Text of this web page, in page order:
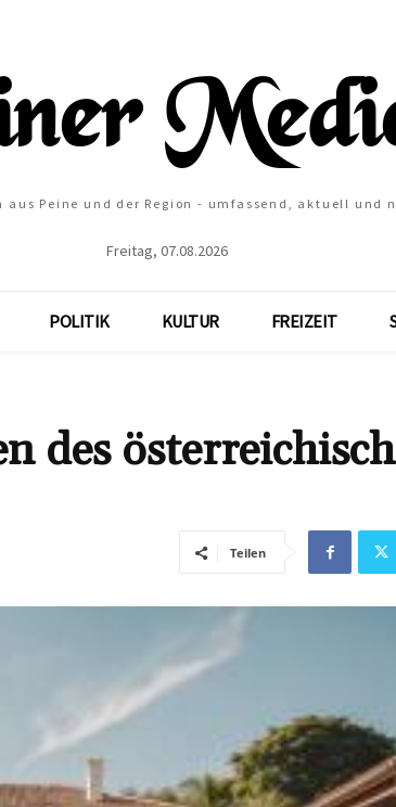
aus Peine und der Region - umfassend, aktuell und
Freitag, 07.08.2026
POLITIK KULTUR FREIZEIT
des
Teilen